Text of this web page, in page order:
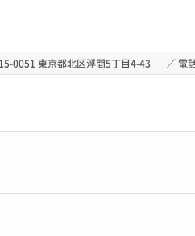
0051 東京都北区浮間5丁目4-43 ／ 電